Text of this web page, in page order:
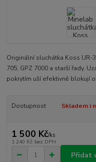
Originální sluchátka Koss UR-
705, GPZ 7000 a starší řady.
pokrytím uší efektivně blokují
Dostupnost Skladem i
1 500 Kč/ks
1 240 Kč bez DPH
Přidat